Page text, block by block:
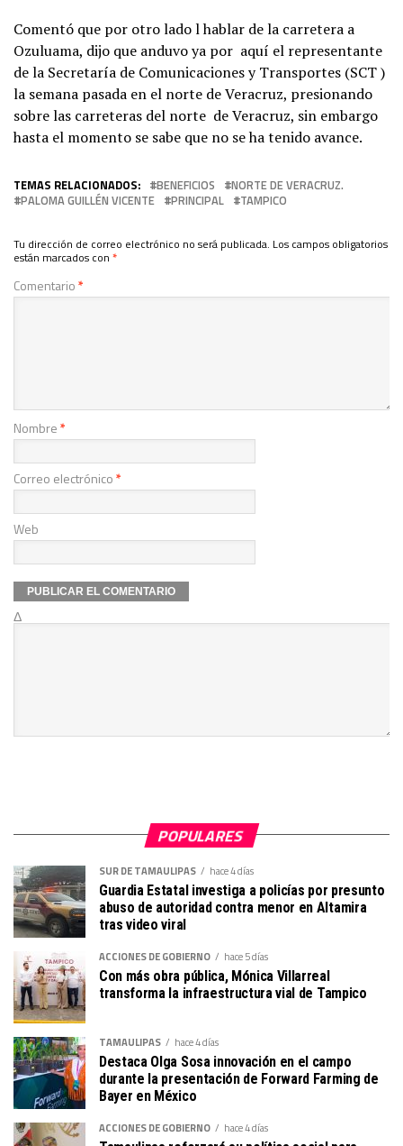
Comentó que por otro lado l hablar de la carretera a
Ozuluama, dijo que anduvo ya por aquí el representante
de la Secretaría de Comunicaciones y Transportes (SCT )
la semana pasada en el norte de Veracruz, presionando
sobre las carreteras del norte de Veracruz, sin embargo
hasta el momento se sabe que no se ha tenido avance.
TEMAS RELACIONADOS: BENEFICIOS
NORTE DE VERACRUZ.
PALOMA GUILLÉN VICENTE
PRINCIPAL TAMPICO
Tu dirección de correo electrónico no será publicada. Los campos obligatorios
están marcados con *
Comentario*
Nombre*
Correo electrónico*
Web
Δ
POPULARES
SUR DE TAMAULIPAS hace 4 días
Guardia Estatal investiga a policías por presunto
abuso de autoridad contra menor en Altamira
tras video viral
ACCIONES DE GOBIERNO hace 5 días
Con más obra pública, Mónica Villarreal
transforma la infraestructura vial de Tampico
TAMAULIPAS hace 4 días
Destaca Olga Sosa innovación en el campo
durante la presentación de Forward Farming de
Bayer en México
ACCIONES DE GOBIERNO hace 4 días